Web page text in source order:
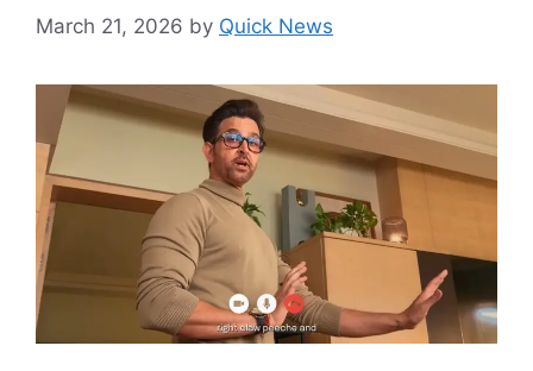
March 21, 2026 by Quick News